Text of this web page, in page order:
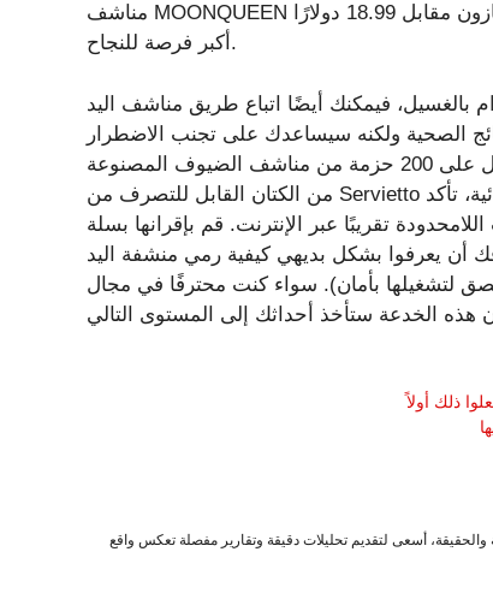
مناشف MOONQUEEN فائقة النعومة الفاخرة المكونة من 24 قطعة على أمازون مقابل 18.99 دولارًا) للحصول على
أكبر فرصة للنجاح.
بالغسيل، فيمكنك أيضًا اتباع طريق مناشف اليد
الصحية ولكنه سيساعدك على تجنب الاضطرار
إلى التحقق باستمرار من عدد مناشف اليد المتوفرة. يمكنك الحصول على 200 حزمة من مناشف الضيوف المصنوعة
من الكتان القابل للتصرف من Servietto على أمازون مقابل 34 دولارًا تقريبًا. للحصول على اللمسة النهائية، تأكد
تقريبًا عبر الإنترنت. قم بإقرانها بسلة
يعرفوا بشكل بديهي كيفية رمي منشفة اليد
لتشغيلها بأمان). سواء كنت محترفًا في مجال
أسعى لتقديم تحليلات دقيقة وتقارير مفصلة تعكس واقع